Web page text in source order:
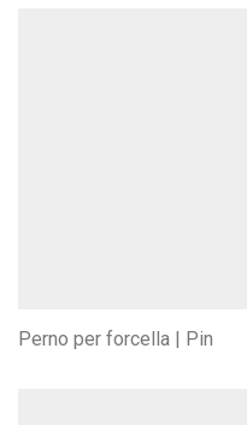
Perno per forcella | Pin